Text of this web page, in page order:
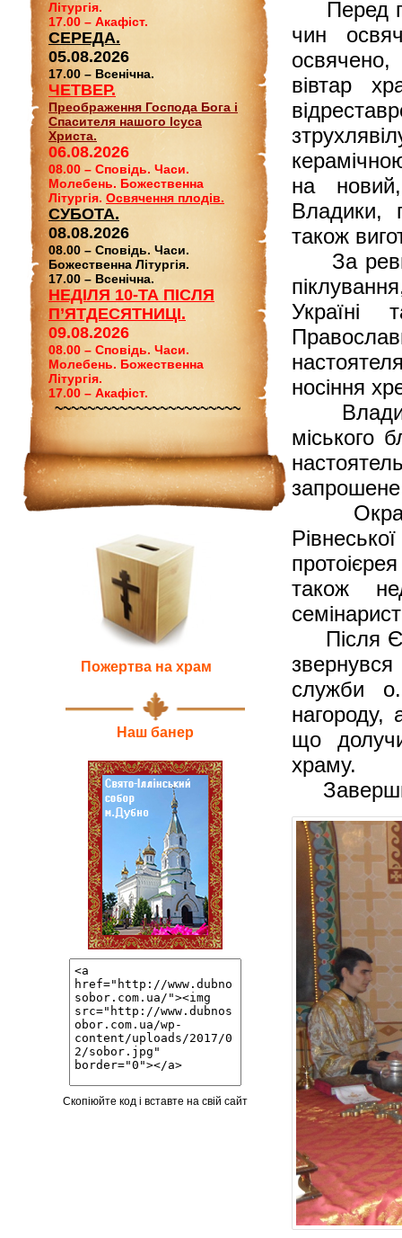
Літургія.
17.00 – Акафіст.
СЕРЕДА.
05.08.2026
17.00 – Всенічна.
ЧЕТВЕР.
Преображення Господа Бога і
Спасителя нашого Ісуса
Христа.
06.08.2026
08.00 – Сповідь. Часи.
Молебень. Божественна
Літургія. Освячення плодів.
СУБОТА.
08.08.2026
08.00 – Сповідь. Часи.
Божественна Літургія.
17.00 – Всенічна.
НЕДІЛЯ 10-ТА ПІСЛЯ
П’ЯТДЕСЯТНИЦІ.
09.08.2026
08.00 – Сповідь. Часи.
Молебень. Божественна
Літургія.
17.00 – Акафіст.
~~~~~~~~~~~~~~~~~~~~~~~
Пожертва на храм
Наш банер
Скопіюйте код і вставте на свій сайт
Перед
чин
вівтар
на
Владики,
також
За ревне
Україні
носіння
Владиці
міського
також
Після
служби
нагороду,
що
храму.